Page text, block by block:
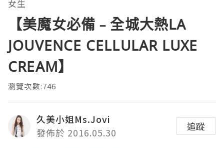
女生
【美魔女必備﹣全城大熱LA
JOUVENCE CELLULAR LUXE
CREAM】
瀏覽次數:746
久美小姐Ms.Jovi
發佈於 2016.05.30
追蹤